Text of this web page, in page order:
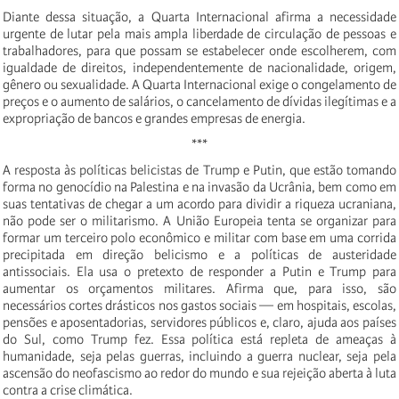
Diante dessa situação, a Quarta Internacional afirma a necessidade
urgente de lutar pela mais ampla liberdade de circulação de pessoas e
trabalhadores, para que possam se estabelecer onde escolherem, com
igualdade de direitos, independentemente de nacionalidade, origem,
gênero ou sexualidade. A Quarta Internacional exige o congelamento de
preços e o aumento de salários, o cancelamento de dívidas ilegítimas e a
expropriação de bancos e grandes empresas de energia.
***
A resposta às políticas belicistas de Trump e Putin, que estão tomando
forma no genocídio na Palestina e na invasão da Ucrânia, bem como em
suas tentativas de chegar a um acordo para dividir a riqueza ucraniana,
não pode ser o militarismo. A União Europeia tenta se organizar para
formar um terceiro polo econômico e militar com base em uma corrida
precipitada em direção belicismo e a políticas de austeridade
antissociais. Ela usa o pretexto de responder a Putin e Trump para
aumentar os orçamentos militares. Afirma que, para isso, são
necessários cortes drásticos nos gastos sociais — em hospitais, escolas,
pensões e aposentadorias, servidores públicos e, claro, ajuda aos países
do Sul, como Trump fez. Essa política está repleta de ameaças à
humanidade, seja pelas guerras, incluindo a guerra nuclear, seja pela
ascensão do neofascismo ao redor do mundo e sua rejeição aberta à luta
contra a crise climática.